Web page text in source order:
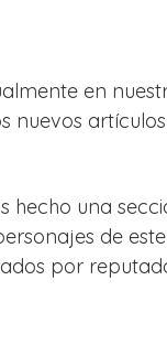
en
una
de
por